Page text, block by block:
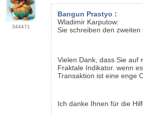
344471
Bangun Prastyo :
Wladimir Karputow:
Sie schreiben den
Vielen Dank, dass Sie auf
Fraktale Indikator. wenn
Transaktion ist eine enge
Ich danke Ihnen für die